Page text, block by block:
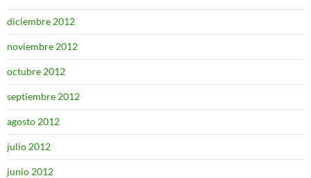
diciembre 2012
noviembre 2012
octubre 2012
septiembre 2012
agosto 2012
julio 2012
junio 2012